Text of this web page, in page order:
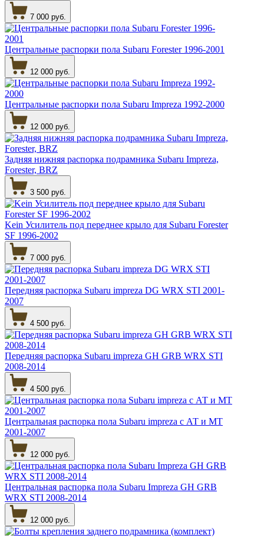
7 000 руб.
Центральные распорки пола Subaru Forester 1996-2001
12 000 руб.
Центральные распорки пола Subaru Impreza 1992-2000
12 000 руб.
Задняя нижняя распорка подрамника Subaru Impreza,
Forester, BRZ
3 500 руб.
Kein Усилитель под переднее крыло для Subaru Forester
SF 1996-2002
7 000 руб.
Передняя распорка Subaru impreza DG WRX STI 2001-
2007
4 500 руб.
Передняя распорка Subaru impreza GH GRB WRX STI
2008-2014
4 500 руб.
Центральная распорка пола Subaru impreza с АТ и МТ
2001-2007
12 000 руб.
Центральная распорка пола Subaru Impreza GH GRB
WRX STI 2008-2014
12 000 руб.